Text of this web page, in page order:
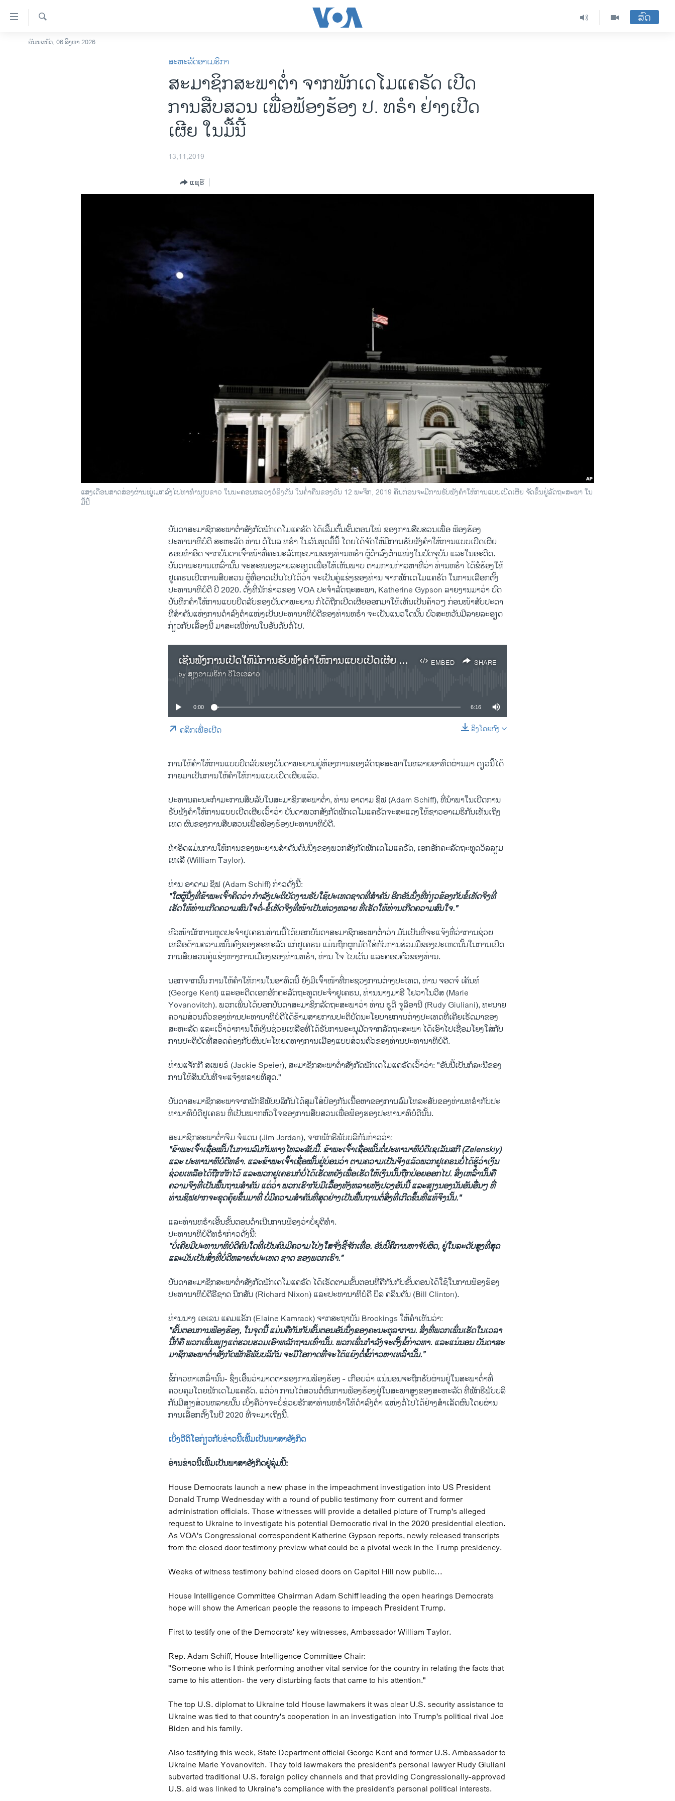
ລິ້ງ
ສຳຫລັບ
ໂຮມເພຈ
ຄົ້ນຫາ
ສົດ
ວັນພະຫັດ, 06 ສິງຫາ 2026
ສະຫະລັດອາເມຣິກາ
ສະ​ມາ​ຊິກ​ສະ​ພາ​ຕ່ຳ ຈາກ​ພັກ​ເດ​ໂມ​ແຄ​ຣັດ ເປີດ​
ການ​ສືບ​ສວນ ເພື່ອ​ຟ້ອງ​ຮ້ອງ​ ປ. ທ​ຣຳ ຢ່າງ​ເປີດ​
ເຜີຍ ໃນ​ມື້ນີ້
13,11,2019
ແຊຣ໌
ແສງ​ເດືອນ​ສາດ​ສ່ອງ​ຜ່ານ​ໝູ່ເມກ​ລົງ​ໄປ​ຫາທຳ​ນຽບ​ຂາວ ໃນນະ​ຄອນ​ຫລວງວໍ​ຊິງ​ຕັນ ໃນ​ຄ່ຳ​ຄືນ​ຂອງວັນ 12 ພະ​ຈິກ, 2019 ຄືນກ່ອນຈະ​ມີ​​ການ​ຮັບ​ຟັງ​ຄຳ​ໃຫ້ການ​ແບບ​ເປີດ​ເຜີຍ ຈັດ​ຂຶ້ນຢູ່​ລັດ​ຖະ​ສະ​ພາ ​ໃນ​
ມື້ນີ້
ບັນດາສະມາຊິກສະພາຕໍ່າສັງກັດພັກເດໂມແຄຣັດ ໄດ້ເລີ້ມຕົ້ນຂັ້ນ​ຕອນໃໝ່ ຂອງການສືບສວນເພື່ອ ຟ້ອງຮ້ອງ
ປະທານາທິບໍດີ ສະຫະລັດ ທ່ານ ດໍໂນລ ທຣໍາ ໃນວັນພຸດມື້ນີ້ ໂດຍ​ໄດ້​ຈັດ​ໃຫ້​ມີ​ການ​ຮັບ​ຟັງ​ຄຳ​ໃຫ້​ການ​ແບບ​ເປີດ​ເຜີຍ
ຮອບ​ທຳ​ອິດ ຈາກ​ບັນ​ດາ​ເຈົ້າ​ໜ້າ​ທີ່ຄະ​ນະ​ລັດ​ຖະ​ບານຂອງ​ທ່ານ​ທ​ຣຳ ຜູ້​ດຳ​ລົງ​ຕຳ​ແໜ່ງໃນ​ປັດຈຸ​ບັນ ແລະໃນອະ​ດີດ.
ບັນ​ດາ​ພະ​ຍານ​ເຫລົ່າ​ນັ້ນ ຈະ​ສະ​ໜອງລາຍ​ລະ​ອຽດເພື່ອໃຫ້​ເຫັນ​ພາບ ​ຕາມ​ການ​ກ່າວ​ຫາທີ່​ວ່າ ​ທ່ານທ​ຣຳ ໄດ້​ຂໍ​ຮ້ອງໃຫ້
ຢູ​ເຄ​ຣນເປີດການສືບ​ສວນ ຜູ້​ທີ່ອາດ​ເປັນ​ໄປ​ໄດ້​ວ່າ ​ຈະເປັນຄູ່​ແຂ່ງ​ຂອງ​ທ່ານ ຈາກ​ພັກ​ເດ​ໂມ​ແຄ​ຣັດ ໃນ​ການ​ເລືອກ​ຕັ້ງ​
ປະ​ທາ​ນາ​ທິ​ບໍ​ດີ ​ປີ 2020. ດັ່ງ​ທີ່​ນັກ​ຂ່າວ​ຂອງ​ VOA ປະ​ຈຳ​ລັດຖະ​ສະ​ພາ, Katherine Gypson ລາຍ​ງານ​ມາ​ວ່າ ບົດ​
ບັນ​ທຶກຄຳ​ໃຫ້​ການ​ແບບ​ປິດ​ລັບຂອງ​ບັນ​ດາ​ພະ​ຍານ ກໍ​ໄດ້ຖືກ​ເປີດ​ເຜີຍອອກ​ມາໃຫ້​ເຫັນ​ເປັນ​ຄ້າວໆ ກ່ອນໜ້າ​ສັບ​ປະ​ດາ
ທີ່​ສຳ​ຄັນແຫ່ງ​ການດຳ​ລົງ​ຕຳ​ແໜ່ງ​ເປັນ​ປະ​ທາ​ນາ​ທິ​ບໍ​ດີ​ຂອງທ່ານ​ທ​ຣຳ ຈະ​ເປັນ​ແນວ​ໃດນັ້ນ ບົວ​ສະ​ຫວັນ​ມີ​ລາຍ​ລະ​ອຽດ​
ກ່ຽວ​ກັບ​ເລື້ອງນີ້ ມາ​ສະ​ເໜີ​ທ່ານ​ໃນ​ອັນ​ດັບ​ຕໍ່​ໄປ.
EMBED SHARE
ເຊີນ​ຟັງການ​ເປີດ​ໃຫ້​ມີ​ການຮັບ​ຟັງ​ຄຳ​ໃຫ້​ການ​ແບບ​ເປີດ​ເຜີຍ ຂອງ​ການ​ສືບ​ສວນ​ເພື່ອ​ຟ້ອງ​ຮ້ອງ ປ. ທ​ຣຳ
by ສຽງອາເມຣິກາ ວີໂອເອລາວ
SHARE
0:00 6:16
ລິງໂດຍກົງ
ຄລິກເພື່ອເປີດ
​ການໃຫ້ຄຳ​ໃຫ້​ການແບບ​ປິດ​ລັບຂອງ​ບັນ​ດາພະ​ຍານ​ຢູ່​ຫ້ອງ​ການ​ຂອງ​ລັດ​ຖະ​ສະ​ພາໃນ​ຫລາຍ​ອາ​ທິດ​ຜ່ານ​ມາ ດຽວນີ້​ໄດ້​
ກາຍ​ມາ​ເປັນ​ການໃຫ້ຄຳ​ໃຫ້ການ​ແບບ​ເປີດ​ເຜີຍແລ້ວ.
ປະ​ທານ​ຄະ​ນະ​ກຳ​ມະ​ການ​ສືບ​ລັບໃນສະ​ມາ​ຊິກ​ສະ​ພາ​ຕ່ຳ, ທ່ານ ອາ​ດາມ ຊິ​ຟ (Adam Schiff), ທີ່​ນຳ​ພາໃນເປີດ​ການ​
ຮັບ​ຟັງ​ຄຳ​ໃຫ້ການ​ແບບ​ເປີດ​ເຜີຍເວົ້າ​ວ່າ ບັນ​ດາ​ພວກ​ສັງ​ກັດ​ພັກ​ເດ​ໂມ​ແຄ​ຣັດຈະ​ສະ​ແດງ​ໃຫ້​ຊາວ​ອາ​ເມ​ຣິ​ກັນ​ເຫັນ​ເຖິງ​
ເຫດ ຜົນ​ຂອງການສືບ​ສວນ​ເພື່ອຟ້ອງ​ຮ້ອງປະ​ທາ​ນາ​ທິ​ບໍ​ດີ.
ທຳ​ອິດ​ແມ່ນ​ການ​ໃຫ້​ການ​ຂອງ​ພະ​ຍານ​ສຳ​ຄັນ​ຄົນ​ນຶ່ງ​ຂອງ​ພວກສັງ​ກັດ​ພັກ​ເດ​ໂມ​ແຄ​ຣັດ, ເອກ​ອັກ​ຄະ​ລັດ​ຖະ​ທູດວິ​ລ​ລຽມ
ເທ​ເລີ (William Taylor).
ທ່ານ ອາ​ດາມ ຊິ​ຟ (Adam Schiff) ກ່າວ​ດັ່ງ​ນີ້:
"ໃຜ​ຜູ້​ນຶ່ງ​ທີ່​ຂ້າ​ພະ​ເຈົ້າ​ຄິດ​ວ່າ ກຳ​ລັງ​ປະ​ຕິ​ບັດ​ງານ​ຮັບ​ໃຊ້​ປະ​ເທດຊາດ​ທີ່​ສຳ​ຄັນ ອີກ​ອັນ​ນຶ່ງທີ່​ກ່ຽວ​ຂ້ອງ​ກັບຂໍ້ເທັດ​ຈິງ​ທີ່​
ເຮັດ​ໃຫ້​ທ່ານເກີດ​ຄວາມ​ສົນ​ໃຈ​ຕໍ່-ຂໍ້ເທັດຈິງທີ່​ໜ້າ​ເປັນຫ່ວງ​ຫລາຍ ທີ່ເຮັດ​ໃຫ້​ທ່ານເກີດ​ຄວາມ​ສົນ​ໃຈ."
ຫົວ​ໜ້າ​ນັກ​ການ​ທູດ​ປະ​ຈຳ​ຢູ​ເຄ​ຣນທ່ານນີ້ໄດ້​ບອກ​ບັນ​ດາ​ສະ​ມາ​ຊິກ​ສະ​ພາ​ຕ່ຳ​ວ່າ ມັນ​ເປັນ​ທີ່​ຈະ​ແຈ້ງທີ່​ວ່າການ​ຊ່ວຍ​
ເຫລືອ​ດ້ານ​ຄວາມ​ໝັ້ນ​ຄົງ​ຂອງ​ສະ​ຫະ​ລັດ ແກ່​ຢູ​ເຄ​ຣນ ແມ່ນ​ຖືກ​ຜູກ​ມັດ​ໃສ່​ກັບ​ການ​ຮ່ວມ​ມື​ຂອງ​ປະ​ເທດນັ້ນໃນ​ການເປີດ
ການສືບ​ສວນຄູ່​ແຂ່ງ​ທາງ​ການ​ເມືອງຂອງ​ທ່ານທ​ຣຳ, ທ່ານ ໂຈ ໄບ​ເດັນ ແລະ​ຄອບ​ຄົວ​ຂອງ​ທ່ານ.
ນອກ​ຈາກນັ້ນ ການ​ໃຫ້​ຄຳ​ໃຫ້​ການ​ໃນ​ອາ​ທິດນີ້ ຍັງ​ມີເຈົ້າ​ໜ້າ​ທີ່​ກະ​ຊວງ​ການ​ຕ່າງ​ປະ​ເທດ, ທ່ານ ຈອດ​ຈ໌ ເຄັນ​ທ໌
(George Kent) ແລະ​ອະ​ດີດເອກ​ອັກ​ຄະ​ລັດ​ຖະ​ທູດປະ​ຈຳ​ຢູ​ເຄ​ຣນ, ທ່ານ​ນາງມາ​ຣີ ໂຢ​ວາ​ໂນ​ວີ​ສ (Marie
Yovanovitch). ພວກ​ເພິ່ນ​ໄດ້​ບອກ​ບັນ​ດາ​ສະ​ມາ​ຊິກ​ລັດ​ຖະ​ສະ​ພາ​ວ່າ ທ່ານ ຣູ​ດີ ຈູ​ລີ​ອາ​ນີ (Rudy Giuliani), ທະ​ນາຍ​
ຄວາມ​ສ່ວນ​ຕົວ​ຂອງ​ທ່ານປະ​ທາ​ນາ​ທິ​ບໍ​ດີໄດ້ຂ້າມ​ສາຍ​ການປະ​ຕິ​ບັດ​ນະ​ໂຍ​ບາຍການ​ຕ່າງ​ປະ​ເທດ​ທີ່​ເຄີຍເຮັດ​ມາ​ຂອງ​
ສະ​ຫະ​ລັດ ແລະ​ເວົ້າວ່າການ​ໃຫ້​ເງິນ​ຊ່ວຍ​ເຫລືອ​ທີ່​ໄດ້​ຮັບ​ການ​ອະ​ນຸ​ມັດ​ຈາກ​ລັດ​ຖະ​ສະ​ພາ ໄດ້​ເອົາ​ໄປເຊື່ອມ​ໂຍງ​ໃສ່ກັບ​
ການ​ປະ​ຕິ​ບັດທີ່​ສອດ​ຄ່ອງ​ກັບ​ຜົນ​ປະ​ໂຫຍດ​ທາງ​ການ​ເມືອງ​ແບບສ່ວນ​ຕົວຂອງ​ທ່ານ​ປະ​ທາ​ນາ​ທິ​ບໍ​ດີ.
ທ່ານແຈັກ​ກີ ສ​ເພ​ຍ​ຣ໌ (Jackie Speier), ສະ​ມາ​ຊິກ​ສະ​ພາ​ຕ່ຳສັງ​ກັດ​ພັກ​ເດ​ໂມ​ແຄ​ຣັດເວົ້າ​ວ່າ: "ອັນ​ນີ້ເປັນ​ກໍ​ລະ​ນີ​ຂອງ​
ການ​ໃຫ້​ສິນ​ບົນ​ທີ່​ຈະ​ແຈ້ງ​ຫລາຍ​ທີ່​ສຸດ."
ບັນ​ດາສະ​ມາ​ຊິກ​ສະ​ພາຈາກ​ພັກ​ຣີ​ພັບ​ບ​ລິ​ກັນໄດ້​ສຸມ​ໃສ່​ປ້ອງ​ກັນ​ເນື້ອ​ຫາ​ຂອງ​ການ​ລົມ​ໂທ​ລະ​ສັບ​ຂອງ​ທ່ານ​ທ​ຣຳກັບ​ປະ​
ທາ​ນາ​ທິ​ບໍ​ດີ​ຢູ​ເຄ​ຣນ ທີ່​ເປັນ​ໝາກ​ຫົວ​ໃຈ​ຂອງ​ການສືບສວນເພື່ອຟ້ອງຮອງປະທານາທິບໍດີນັ້ນ.
ສະ​ມາ​ຊິກ​ສະ​ພາ​ຕ່ຳຈິມ ຈໍ​ແດນ (Jim Jordan), ຈາກ​ພັກ​ຣີ​ພັບ​ບ​ລິ​ກັນກ່າວ​ວ່າ:
"ຂ້າ​ພະ​ເຈົ້າ​ເຊື່ອ​ໝັ້ນ​ໃນ​ການລົ​ມ​ກັນ​ທາງ​ໂທ​ລະ​ສັບ​ນີ້. ຂ້າ​ພະ​ເຈົ້າ​ເຊື່ອ​ໝັ້ນຕໍ່​ປະ​ທາ​ນາ​ທິ​ບໍ​ດີເຊເລັນ​ສ​ກີ (Zelenskiy)
ແລະ ປະ​ທາ​ນາ​ທິ​ບໍ​ດີທ​ຣຳ. ແລະຂ້າ​ພະ​ເຈົ້າ​ເຊື່ອ​ໝັ້ນຢູ່​ບ່ອນ​ວ່າ ຕາມ​ຄວາມ​ເປັນ​ຈິງແລ້ວ​ພວກ​ຢູ​ເຄ​ຣນບໍ່​ໄດ້ຮູ້​ວ່າເງິນ​
ຊ່ວຍ​ເຫລືອ​ໄດ້​ຖືກ​ກັກ​ໄວ້ ແລະ​ພວກ​ຢູ​ເຄ​ຣນ​ກໍ​ບໍ່​ໄດ້​ເຮັດ​ຫຍັ​ງ​ເພື່ອເຮັດ​ໃຫ້​ເງິນນັ້ນ​ຖືກ​ປ່ອຍ​ອອກ​ໄປ. ສິ່ງ​ເຫລົ່າ​ນັ້ນ​ຄື​
ຄວາມ​ຈິງ​ທີ່​ເປັນ​ພື້ນ​ຖານ​ສຳ​ຄັນ ແຕ່​ວ່າ​ ພ​ວກ​ເຮົາ​ກັບ​ມີ​ເລື້ອງທັງຫລາຍທັງ​ປວງ​ອັນ​ນີ້ ແລະ​ສຽງ​ນອງ​ນັນ​ອັນ​ອື່ນໆ ທີ່
ທ່ານຊິ​ຟ​ຢາກ​ຈະ​ຂຸດ​ຄຸ້ຍ​ຂຶ້ນ​ມາທີ່ ບໍ່​ມີ​ຄວາມ​ສຳ​ຄັນ​ທີ່​ສຸດຢ່າງ​ເປັນ​ພື້ນ​ຖານຕໍ່​ສິ່ງ​ທີ່​ເກີດ​ຂຶ້ນ​ທີ່​ແທ້ຈິງນັ້ນ."
ແລະ​ທ່ານ​ທ​ຣຳ​ເອີ້ນຂັ້ນ​ຕອນ​ດຳ​ເນີນການ​ຟ້ອງວ່າບໍ່​ຍຸ​ຕິ​ທຳ.
ປະ​ທາ​ນາ​ທິ​ບໍ​ດີ​ທ​ຣຳ​ກ່າວ​ດັ່ງ​ນີ້:
"ບໍ່​ເຄີຍ​ມີປະ​ທາ​ນາ​ທິ​ບໍ​ດີຄົນໃດທີ່​ເປັນ​ຄົນ​ມີ​ຄວາມ​ໂປ່ງ​ໃສຈັ່ງ​ຊີ້​ຈັກ​ເທື່ອ. ອັນ​ນີ້​ຄື​ການ​ຫາ​ຈັບ​ຜິດ, ຢູ່​ໃນ​ລະ​ດັບ​ສູງ​ທີ່​ສຸດ
ແລະ​ມັນ​ເປັນ​ສິ່ງ​ທີ່ບໍ່​ດີ​ຫລາຍຕໍ່​ປະ​ເທດ ຊາດ ​ຂອງ​ພວກ​ເຮົາ.”
ບັນ​ດາສະ​ມາ​ຊິກ​ສະ​ພາ​ຕ່ຳສັງ​ກັດ​ພັກ​ເດ​ໂມ​ແຄ​ຣັດ ໄດ້​ເຮັດ​ຕາມ​ຂັ້ນ​ຕອນທີ່ຄື​ກັນກັບ​ຂັ້ນ​ຕອນໄດ້ໃຊ້​ໃນ​ການຟ້ອງ​ຮ້ອງ
ປະ​ທາ​ນາ​ທິ​ບໍ​ດີຣີ​ຊາດ​ ນິກ​ສັນ (Richard Nixon) ແລະປະ​ທາ​ນາ​ທິ​ບໍ​ດີ ບິ​ລ ຄ​ລິນ​ຕັນ (Bill Clinton).
ທ່ານ​ນາງ ເອ​ເລນ ແຄມ​ແຣັກ (Elaine Kamrack) ຈ​າກ​ສະ​ຖາ​ບັນ Brookings ໃຫ້​ຄຳ​ເຫັນ​ວ່າ:
"ຂັ້ນ​ຕອນການ​ຟ້ອງ​ຮ້ອງ, ໃນ​ຈຸດນີ້ ແມ່ນ​ຄື​ກັນ​ກັບ​ຂັ້ນ​ຕອນອັນ​ນຶ່ງ​ຂອງ​ຄະ​ນະ​ຕຸ​ລາ​ການ. ສິ່ງ​ທີ່​ພວກ​ເພິ່ນ​ເຮັດ​ໃນ​ເວ​ລາ
ນີ້ກໍ​ຄື ​ພວກ​ເພິ່ນ​ພຽງ​ແຕ່​ຮວບ​ຮວມ​ເອົາ​ຫລັກ​ຖານເທົ່າ​ນັ້ນ. ພວກ​ເພິ່ນກຳ​ລັງ​ຈະ​ຕັ້ງ​ຂໍ້​ກ່າວ​ຫາ. ແລະແນ່ນອນ ບັນ​ດາສະ​
ມາ​ຊິກ​ສະ​ພາ​ຕ່ຳສັງ​ກັດ​ພັກ​ຣີ​ພັບ​ບ​ລິ​ກັນ ຈະ​ມີ​ໂອ​ກາດ​ທີ່​ຈະ​ໂຕ້​ແຍ້ງຕໍ່​ຂໍ້​ກ່າວ​ຫາ​ເຫລົ່ານັ້ນ.”
ຂໍ້​ກ່າວ​ຫາເຫລົ່າ​ນັ້ນ- ຊຶ່ງ​ເອີ້ນ​ວ່າມາດ​ຕາ​ຂອງ​ການ​ຟ້ອງ​ຮ້ອງ - ​ເກືອບ​ວ່າ ແນ່ນອນ​ຈະ​ຖືກ​ຮັບຜ່ານຢູ່​ໃນສະ​ພາ​ຕ່ຳທີ່​
ຄວບ​ຄຸມ​ໂດຍ​ພັກ​ເດ​ໂມ​ແຄ​ຣັດ. ແຕ່​ວ່າ ການ​ໄຕ່​ສວນ​ຕໍ່ຜົນ​ການ​ຟ້ອງ​ຮ້ອງ​ຢູ່​ໃນ​ສະ​ພາ​ສູງ​ຂອງ​ສະ​ຫະ​ລັດ ທີ່​ພັກຣີ​ພັບ​ບ​ລິ​
ກັນມີ​ສຽງ​ສ່ວນ​ຫລາຍນັ້ນ ເບິ່ງ​ຄື​ວ່າ​ຈະ​ບໍ່ຊ່ວຍຮັກ​ສາ​ທ່ານທ​ຣຳ​ໃຫ້​ດຳ​ລົງຕຳ ແໜ່ງຕໍ່​ໄປ​ໄດ້ຢ່າງສຳ​ເລັດ​ຜົນໂດຍ​ຜ່ານ​
ການ​ເລືອກ​ຕັ້ງ​ໃນປີ 2020 ທີ່​ຈະ​ມາ​ເຖິງນີ້.
ເບິ່ງວີ​ດິ​ໂອ​ກ່ຽວ​ກັບ​ຂ່າວນີ້​ເພີ້ມ​ເປັນ​ພາ​ສາ​ອັງ​ກິດ
ອ່ານ​ຂ່າວນີ້​ເພີ້ມ​ເປັນ​ພາ​ສາ​ອັງ​ກິດຢູ່​ລຸ່ມນີ້:
House Democrats launch a new phase in the impeachment investigation into US President
Donald Trump Wednesday with a round of public testimony from current and former
administration officials. Those witnesses will provide a detailed picture of Trump's alleged
request to Ukraine to investigate his potential Democratic rival in the 2020 presidential election.
As VOA's Congressional correspondent Katherine Gypson reports, newly released transcripts
from the closed door testimony preview what could be a pivotal week in the Trump presidency.
Weeks of witness testimony behind closed doors on Capitol Hill now public…
House Intelligence Committee Chairman Adam Schiff leading the open hearings Democrats
hope will show the American people the reasons to impeach President Trump.
First to testify one of the Democrats' key witnesses, Ambassador William Taylor.
Rep. Adam Schiff, House Intelligence Committee Chair:
"Someone who is I think performing another vital service for the country in relating the facts that
came to his attention- the very disturbing facts that came to his attention."
The top U.S. diplomat to Ukraine told House lawmakers it was clear U.S. security assistance to
Ukraine was tied to that country's cooperation in an investigation into Trump's political rival Joe
Biden and his family.
Also testifying this week, State Department official George Kent and former U.S. Ambassador to
Ukraine Marie Yovanovitch. They told lawmakers the president's personal lawyer Rudy Giuliani
subverted traditional U.S. foreign policy channels and that providing Congressionally-approved
U.S. aid was linked to Ukraine's compliance with the president's personal political interests.